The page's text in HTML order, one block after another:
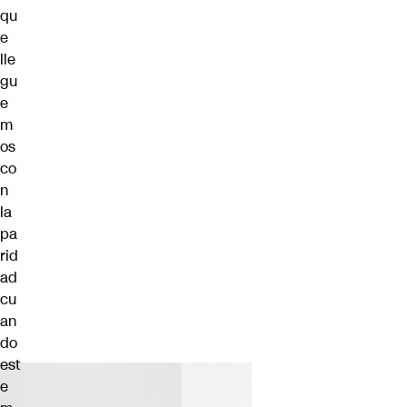
qu
e
lle
gu
e
m
os
co
n
la
pa
rid
ad
cu
an
do
est
e